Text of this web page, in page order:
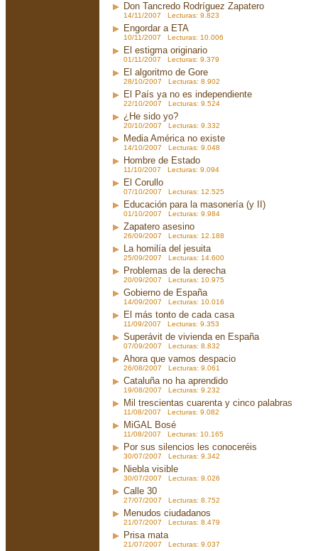
Don Tancredo Rodríguez Zapatero
14/11/2007 Lecturas: 9.823
Engordar a ETA
10/11/2007 Lecturas: 10.006
El estigma originario
01/11/2007 Lecturas: 9.379
El algoritmo de Gore
28/10/2007 Lecturas: 8.902
El País ya no es independiente
22/10/2007 Lecturas: 9.524
¿He sido yo?
20/10/2007 Lecturas: 9.332
Media América no existe
14/10/2007 Lecturas: 9.048
Hombre de Estado
11/10/2007 Lecturas: 9.094
El Corullo
07/10/2007 Lecturas: 12.525
Educación para la masonería (y II)
01/10/2007 Lecturas: 9.984
Zapatero asesino
26/09/2007 Lecturas: 12.188
La homilía del jesuita
25/09/2007 Lecturas: 14.600
Problemas de la derecha
20/09/2007 Lecturas: 10.975
Gobierno de España
14/09/2007 Lecturas: 10.016
El más tonto de cada casa
11/09/2007 Lecturas: 9.353
Superávit de vivienda en España
07/09/2007 Lecturas: 8.832
Ahora que vamos despacio
26/08/2007 Lecturas: 9.061
Cataluña no ha aprendido
19/08/2007 Lecturas: 9.232
Mil trescientas cuarenta y cinco palabras
11/08/2007 Lecturas: 9.082
MiGAL Bosé
11/08/2007 Lecturas: 10.165
Por sus silencios les conoceréis
30/07/2007 Lecturas: 9.342
Niebla visible
30/07/2007 Lecturas: 9.026
Calle 30
27/07/2007 Lecturas: 8.752
Menudos ciudadanos
21/07/2007 Lecturas: 8.479
Prisa mata
21/07/2007 Lecturas: 9.037